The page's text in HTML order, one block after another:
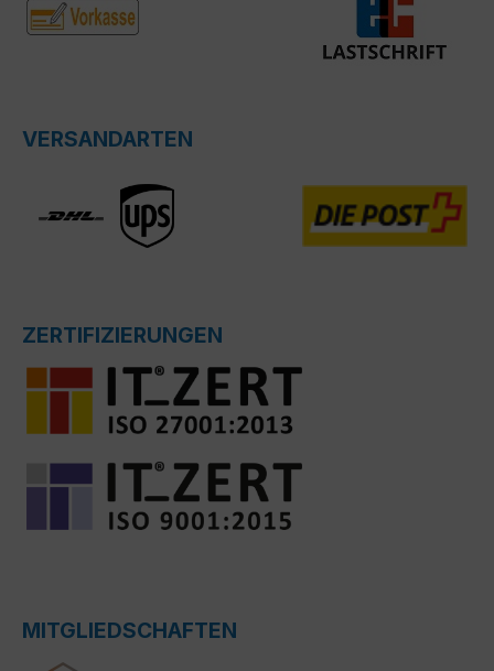
VERSANDARTEN
ZERTIFIZIERUNGEN
MITGLIEDSCHAFTEN